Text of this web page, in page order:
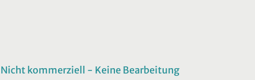
kommerziell - Keine Bearbeitung